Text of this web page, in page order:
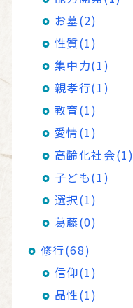
お墓(2)
性質(1)
集中力(1)
親孝行(1)
教育(1)
愛情(1)
高齢化社会(1)
子ども(1)
選択(1)
葛藤(0)
修行(68)
信仰(1)
品性(1)